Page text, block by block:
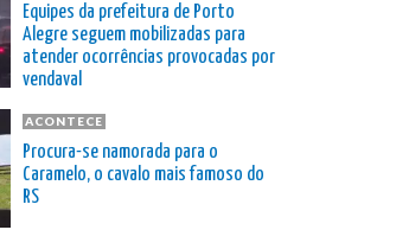
Equipes da prefeitura de Porto
Alegre seguem mobilizadas para
atender ocorrências provocadas por
vendaval
ACONTECE
Procura-se namorada para o
Caramelo, o cavalo mais famoso do
RS